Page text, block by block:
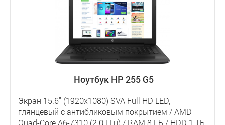
Ноутбук HP 255 G5
Экран 15.6” (1920x1080) SVA Full HD LED,
глянцевый с антибликовым покрытием / AMD
Quad-Core A6-7310 (2.0 ГГц) / RAM 8 ГБ / HDD 1 ТБ